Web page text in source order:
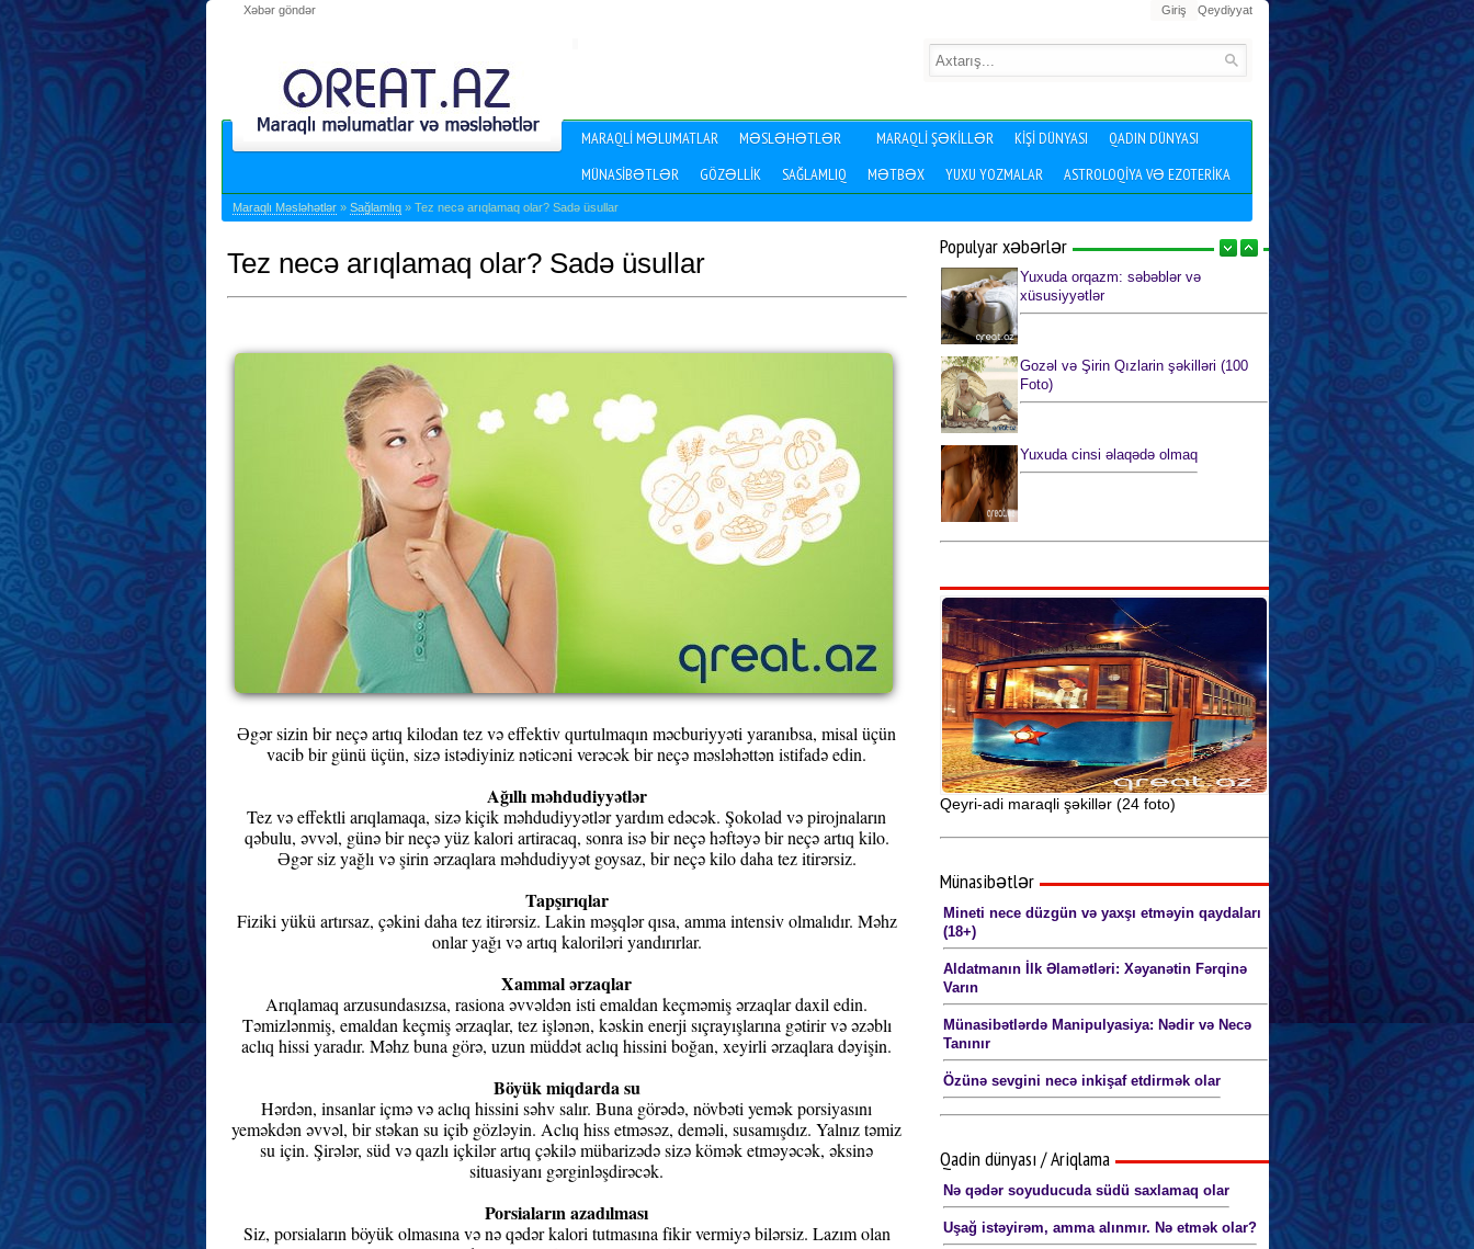
Xəbər göndər Qeydiyyat
Giriş
MARAQLI MƏLUMATLAR MƏSLƏHƏTLƏR MARAQLI ŞƏKILLƏR KIŞI DÜNYASI
QADIN DÜNYASI
MÜNASIBƏTLƏR
GÖZƏLLIK SAĞLAMLIQ MƏTBƏX YUXU YOZMALAR ASTROLOQIYA VƏ EZOTERIKA
Maraqlı Məsləhətlər » Sağlamlıq » Tez necə arıqlamaq olar? Sadə üsullar
Tez necə arıqlamaq olar? Sadə üsullar
Əgər sizin bir neçə artıq kilodan tez və effektiv qurtulmaqın məcburiyyəti yaranıbsa, misal üçün
vacib bir günü üçün, sizə istədiyiniz nəticəni verəcək bir neçə məsləhəttən istifadə edin.
Ağıllı məhdudiyyətlər
Tez və effektli arıqlamaqa, sizə kiçik məhdudiyyətlər yardım edəcək. Şokolad və pirojnaların
qəbulu, əvvəl, günə bir neçə yüz kalori artiracaq, sonra isə bir neçə həftəyə bir neçə artıq kilo.
Əgər siz yağlı və şirin ərzaqlara məhdudiyyət goysaz, bir neçə kilo daha tez itirərsiz.
Tapşırıqlar
Fiziki yükü artırsaz, çəkini daha tez itirərsiz. Lakin məşqlər qısa, amma intensiv olmalıdır. Məhz
onlar yağı və artıq kaloriləri yandırırlar.
Xammal ərzaqlar
Arıqlamaq arzusundasızsa, rasiona əvvəldən isti emaldan keçməmiş ərzaqlar daxil edin.
Təmizlənmiş, emaldan keçmiş ərzaqlar, tez işlənən, kəskin enerji sıçrayışlarına gətirir və əzəblı
aclıq hissi yaradır. Məhz buna görə, uzun müddət aclıq hissini boğan, xeyirli ərzaqlara dəyişin.
Böyük miqdarda su
Hərdən, insanlar içmə və aclıq hissini səhv salır. Buna görədə, növbəti yemək porsiyasını
yeməkdən əvvəl, bir stəkan su içib gözləyin. Aclıq hiss etməsəz, deməli, susamışdız. Yalnız təmiz
su için. Şirələr, süd və qazlı içkilər artıq çəkilə mübarizədə sizə kömək etməyəcək, əksinə
situasiyanı gərginləşdirəcək.
Porsiaların azadılması
Siz, porsiaların böyük olmasına və nə qədər kalori tutmasına fikir vermiyə bilərsiz. Lazım olan
Populyar xəbərlər
Yuxuda orqazm: səbəblər və
xüsusiyyətlər
Gozəl və Şirin Qızlarin şəkilləri (100
Foto)
Yuxuda cinsi əlaqədə olmaq
Seksual sağlamlıq və idman
Seks yuxularının mənasını siz də
öyrənin
Anal seks pozaları (şəkillərlə) 18+
Qeyri-adi maraqli şəkillər (24 foto)
Münasibətlər
Mineti nece düzgün və yaxşı etməyin qaydaları
(18+)
Aldatmanın İlk Əlamətləri: Xəyanətin Fərqinə
Varın
Münasibətlərdə Manipulyasiya: Nədir və Necə
Tanınır
Özünə sevgini necə inkişaf etdirmək olar
Qadin dünyası / Ariqlama
Nə qədər soyuducuda südü saxlamaq olar
Uşağ istəyirəm, amma alınmır. Nə etmək olar?